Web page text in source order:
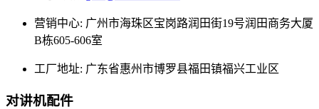
营销中心: 广州市海珠区宝岗路润田街19号润田商务大厦
B栋605-606室
工厂地址: 广东省惠州市博罗县福田镇福兴工业区
对讲机配件